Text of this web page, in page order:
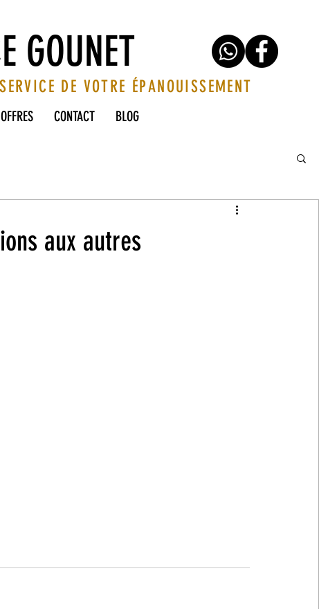
GOUNET
DE VOTRE ÉPANOUISSEMENT
OFFRES CONTACT BLOG
aux autres